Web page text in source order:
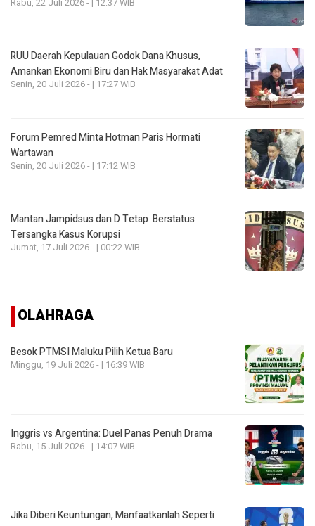
Rabu, 22 Juli 2026 - | 12:37 WIB
RUU Daerah Kepulauan Godok Dana Khusus,
Amankan Ekonomi Biru dan Hak Masyarakat Adat
Senin, 20 Juli 2026 - | 17:27 WIB
Forum Pemred Minta Hotman Paris Hormati
Wartawan
Senin, 20 Juli 2026 - | 17:12 WIB
Mantan Jampidsus dan D Tetap Berstatus
Tersangka Kasus Korupsi
Jumat, 17 Juli 2026 - | 00:22 WIB
OLAHRAGA
Besok PTMSI Maluku Pilih Ketua Baru
Minggu, 19 Juli 2026 - | 16:39 WIB
Inggris vs Argentina: Duel Panas Penuh Drama
Rabu, 15 Juli 2026 - | 14:07 WIB
Jika Diberi Keuntungan, Manfaatkanlah Seperti